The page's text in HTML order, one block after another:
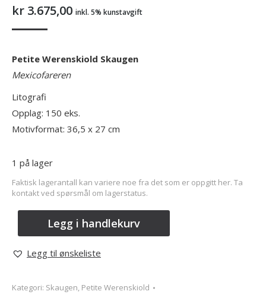
kr 3.675,00 inkl. 5% kunstavgift
Petite Werenskiold Skaugen
Mexicofareren
Litografi
Opplag: 150 eks.
Motivformat: 36,5 x 27 cm
1 på lager
Faktisk lagerantall kan variere noe fra det som er oppgitt her. Ta
kontakt ved spørsmål om lagerstatus.
Legg i handlekurv
Legg til ønskeliste
Kategori: Skaugen, Petite Werenskiold